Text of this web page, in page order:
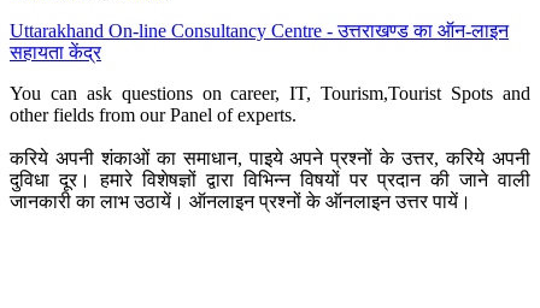
Uttarakhand On-line Consultancy Centre - उत्तराखण्ड का ऑन-लाइन
सहायता केंद्र
You can ask questions on career, IT, Tourism,Tourist Spots and
other fields from our Panel of experts.
करिये अपनी शंकाओं का समाधान, पाइये अपने प्रश्नों के उत्तर, करिये अपनी
दुविधा दूर। हमारे विशेषज्ञों द्वारा विभिन्न विषयों पर प्रदान की जाने वाली
जानकारी का लाभ उठायें। ऑनलाइन प्रश्नों के ऑनलाइन उत्तर पायें।